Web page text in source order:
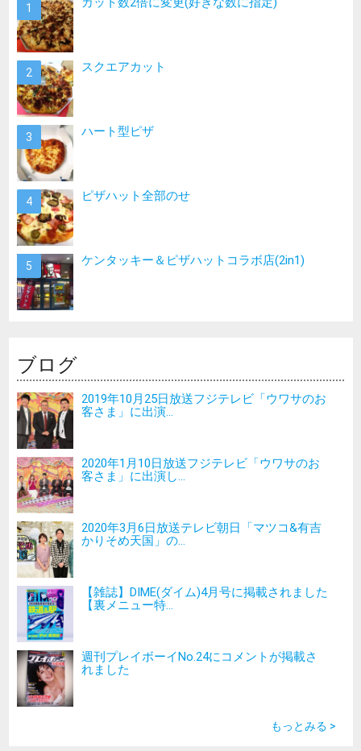
スクエアカット
ハート型ピザ
ピザハット全部のせ
ケンタッキー＆ピザハットコラボ店(2in1)
ブログ
2019年10月25日放送フジテレビ「ウワサのお
客さま」に出演...
2020年1月10日放送フジテレビ「ウワサのお
客さま」に出演し...
2020年3月6日放送テレビ朝日「マツコ&有吉
かりそめ天国」の...
【雑誌】DIME(ダイム)4月号に掲載されました
【裏メニュー特...
週刊プレイボーイNo.24にコメントが掲載さ
れました
もっとみる >